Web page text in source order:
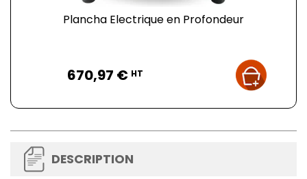
Plancha Electrique en Profondeur
670,97 € HT
DESCRIPTION